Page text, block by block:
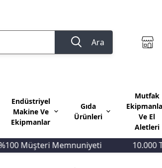
Ara
Endüstriyel
Makine Ve
Ekipmanlar
Gıda
Ürünleri
Mutfak
Ve El
Aletleri
Müşteri Memnuniyeti 10.000 TL